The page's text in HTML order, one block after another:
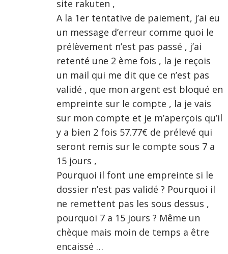
site rakuten ,
A la 1er tentative de paiement, j’ai eu
un message d’erreur comme quoi le
prélèvement n’est pas passé , j’ai
retenté une 2 ème fois , la je reçois
un mail qui me dit que ce n’est pas
validé , que mon argent est bloqué en
empreinte sur le compte , la je vais
sur mon compte et je m’aperçois qu’il
y a bien 2 fois 57.77€ de prélevé qui
seront remis sur le compte sous 7 a
15 jours ,
Pourquoi il font une empreinte si le
dossier n’est pas validé ? Pourquoi il
ne remettent pas les sous dessus ,
pourquoi 7 a 15 jours ? Même un
chèque mais moin de temps a être
encaissé …